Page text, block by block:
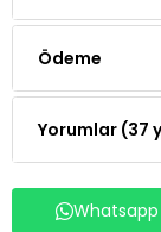
Ödeme
Yorumlar (37
Whatsapp